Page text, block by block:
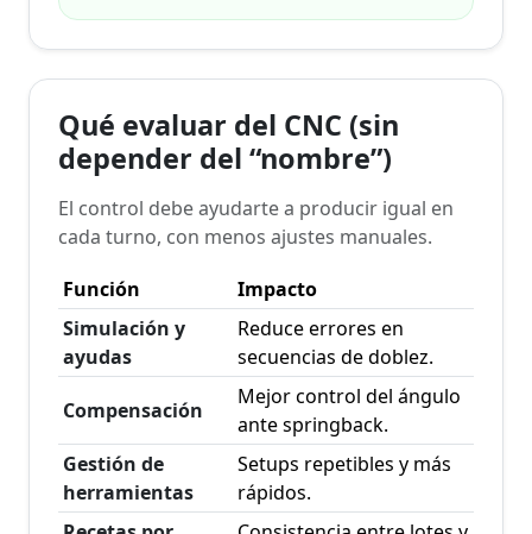
Qué evaluar del CNC (sin
depender del “nombre”)
El control debe ayudarte a producir igual en
cada turno, con menos ajustes manuales.
Función
Impacto
Simulación y
ayudas
Reduce errores en
secuencias de doblez.
Compensación
Mejor control del ángulo
ante springback.
Gestión de
herramientas
Setups repetibles y más
rápidos.